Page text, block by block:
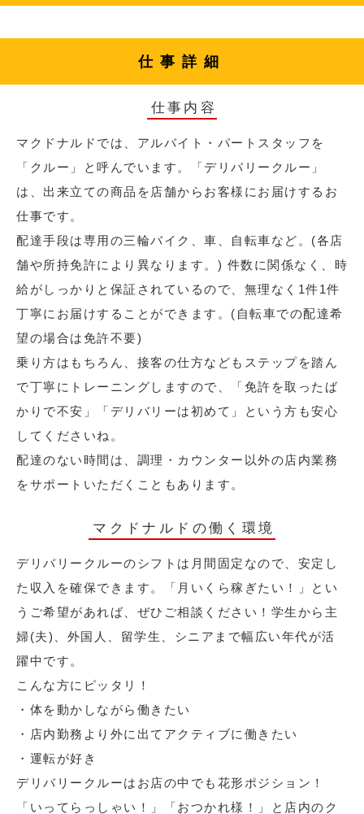
仕事詳細
仕事内容
マクドナルドでは、アルバイト・パートスタッフを
「クルー」と呼んでいます。「デリバリークルー」
は、出来立ての商品を店舗からお客様にお届けするお
仕事です。
配達手段は専用の三輪バイク、車、自転車など。(各店
舗や所持免許により異なります。) 件数に関係なく、時
給がしっかりと保証されているので、無理なく1件1件
丁寧にお届けすることができます。(自転車での配達希
望の場合は免許不要)
乗り方はもちろん、接客の仕方などもステップを踏ん
で丁寧にトレーニングしますので、「免許を取ったば
かりで不安」「デリバリーは初めて」という方も安心
してくださいね。
配達のない時間は、調理・カウンター以外の店内業務
をサポートいただくこともあります。
マクドナルドの働く環境
デリバリークルーのシフトは月間固定なので、安定し
た収入を確保できます。「月いくら稼ぎたい！」とい
うご希望があれば、ぜひご相談ください！学生から主
婦(夫)、外国人、留学生、シニアまで幅広い年代が活
躍中です。
こんな方にピッタリ！
・体を動かしながら働きたい
・店内勤務より外に出てアクティブに働きたい
・運転が好き
デリバリークルーはお店の中でも花形ポジション！
「いってらっしゃい！」「おつかれ様！」と店内のク